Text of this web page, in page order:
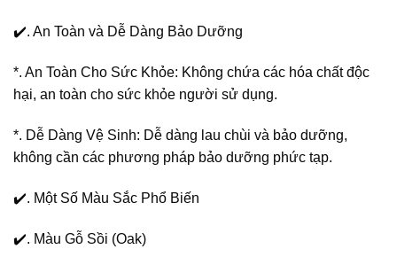
✔️. An Toàn và Dễ Dàng Bảo Dưỡng
*. An Toàn Cho Sức Khỏe: Không chứa các hóa chất độc
hại, an toàn cho sức khỏe người sử dụng.
*. Dễ Dàng Vệ Sinh: Dễ dàng lau chùi và bảo dưỡng,
không cần các phương pháp bảo dưỡng phức tạp.
✔️. Một Số Màu Sắc Phổ Biến
✔️. Màu Gỗ Sồi (Oak)